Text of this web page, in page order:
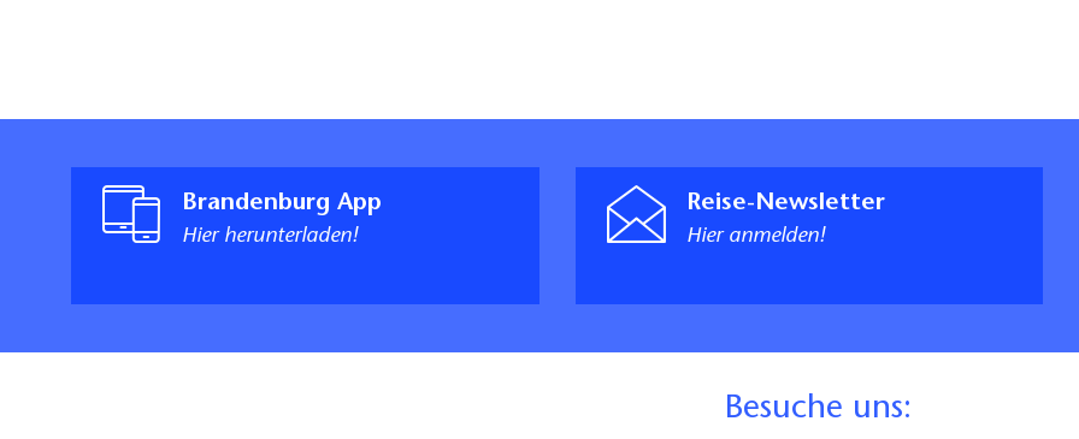
Brandenburg App
Hier herunterladen!
Reise-Newsletter
Hier anmelden!
Besuche uns: